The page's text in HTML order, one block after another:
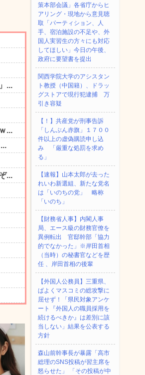
策本部会議」各省庁からヒ
アリング・現地から意見聴
取「パーティション、人
手、宿泊施設の不足や、外
国人実習生の方々にも対応
してほしい」今日の午後、
政府に要望書を提出
関西学院大学のアシスタン
ト教授（中国籍）、ドラッ
グストアで現行犯逮捕 万
引き容疑
【！】共産党が刑事告訴
「しんぶん赤旗」１７００
件以上の虚偽購読申し込
み 「厳重な処罰を求め
る」
【速報】山本太郎が去った
れいわ新選組、新たな党名
は「いのちの党」 略称
「いのち」
【財務省人事】内閣人事
局、エース級の財務官僚を
異例転出 官邸幹部「協力
的でなかった」※岸田首相
（当時）の秘書官などを歴
任 、岸田首相の後輩
【外国人公務員】三重県、
ぱよくマスコミの総攻撃に
屈せず！「県民対象アンケ
ート『外国人の職員採用を
続けるべきか』は差別に該
当しない」結果を公表する
方針
森山前幹事長が暴露「高市
総理のSNS投稿が習主席を
怒らせた」 「その投稿が中